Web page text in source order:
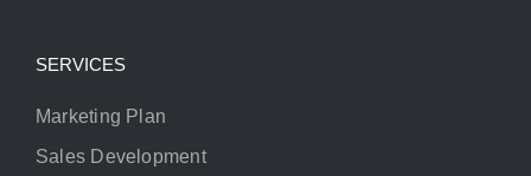
SERVICES
Marketing Plan
Sales Development